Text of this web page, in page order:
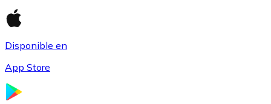
Disponible en
App Store